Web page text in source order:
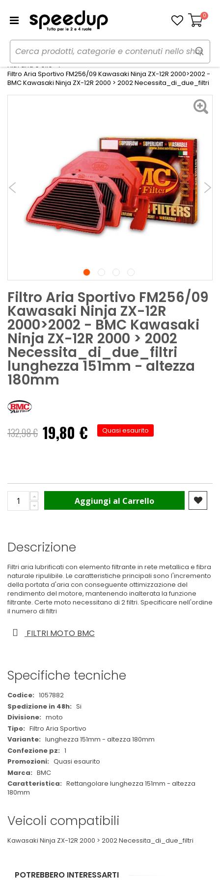
Carrello
0
Home Moto
Manutenzione e ricambi moto
Filtri aria e olio
Filtro Aria Sportivo FM256/09 Kawasaki Ninja ZX-12R 2000>2002 -
BMC Kawasaki Ninja ZX-12R 2000 > 2002 Necessita_di_due_filtri
Filtro Aria Sportivo FM256/09
Kawasaki Ninja ZX-12R
2000>2002 - BMC Kawasaki
Ninja ZX-12R 2000 > 2002
Necessita_di_due_filtri
lunghezza 151mm - altezza
180mm
132,98 € Prezzo
speciale
19,80 € Quasi esaurito
Aggiungi al Carrello
Descrizione
Filtri aria lubrificati con elemento filtrante in rete metallica e fibra
naturale ripulibile. Le caratteristiche principali sono l'incremento
della portata d'aria con conseguente ottimizzazione del
rendimento del motore, mantenendo inalterata la funzione
filtrante. Certe moto necessitano di 2 filtri. Specificare nell'ordine
il numero di filtri
FILTRI MOTO BMC
Specifiche tecniche
Maggiori
Informazioni
1057882
Si
moto
Filtro Aria Sportivo
lunghezza 151mm - altezza 180mm
1
Quasi esaurito
BMC
Rettangolare lunghezza 151mm - altezza
180mm
Veicoli compatibili
Kawasaki Ninja ZX-12R 2000 > 2002 Necessita_di_due_filtri
POTREBBERO INTERESSARTI